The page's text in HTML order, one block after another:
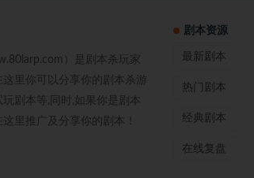
）是剧本杀玩家
里你可以分享你的剧本杀游
剧本等,同时,如果你是剧本
里推广及分享你的剧本！
剧本资源
最新剧本
热门剧本
经典剧本
在线复盘